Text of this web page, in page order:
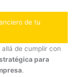
de tu
de cumplir con
para
.